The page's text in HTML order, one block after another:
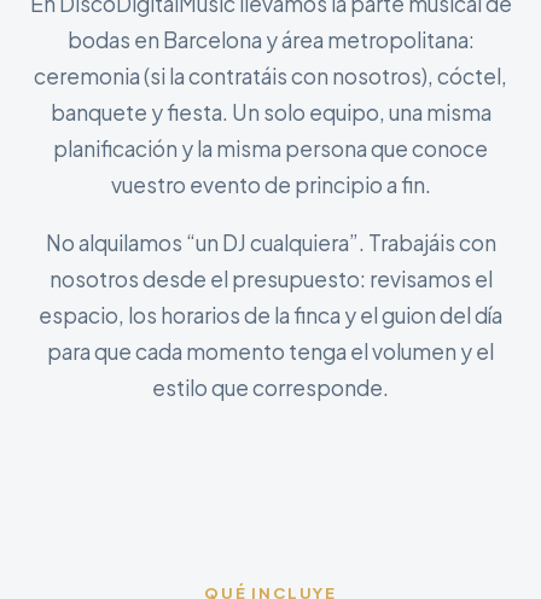
bodas en Barcelona y área metropolitana:
ceremonia (si la contratáis con nosotros), cóctel,
banquete y fiesta. Un solo equipo, una misma
planificación y la misma persona que conoce
vuestro evento de principio a fin.
No alquilamos “un DJ cualquiera”. Trabajáis con
nosotros desde el presupuesto: revisamos el
espacio, los horarios de la finca y el guion del día
para que cada momento tenga el volumen y el
estilo que corresponde.
QUÉ INCLUYE